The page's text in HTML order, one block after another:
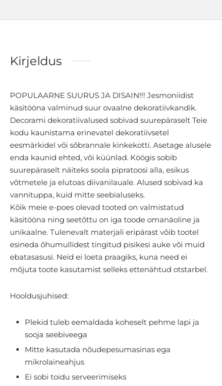
Kirjeldus
POPULAARNE SUURUS JA DISAIN!!! Jesmoniidist
käsitööna valminud suur ovaalne dekoratiivkandik.
Decorami dekoratiivalused sobivad suurepäraselt Teie
kodu kaunistama erinevatel dekoratiivsetel
eesmärkidel või sõbrannale kinkekotti. Asetage alusele
enda kaunid ehted, või küünlad. Köögis sobib
suurepäraselt näiteks soola pipratoosi alla, esikus
võtmetele ja elutoas diivanilauale. Alused sobivad ka
vannituppa, kuid mitte seebialuseks.
Kõik meie e-poes olevad tooted on valmistatud
käsitööna ning seetõttu on iga toode omanäoline ja
unikaalne. Tulenevalt materjali eripärast võib tootel
esineda õhumullidest tingitud pisikesi auke või muid
ebatasasusi. Neid ei loeta praagiks, kuna need ei
mõjuta toote kasutamist selleks ettenähtud otstarbel.
Hooldusjuhised:
Plekid tuleb eemaldada koheselt pehme lapi ja
sooja seebiveega
Mitte kasutada nõudepesumasinas ega
mikrolaineahjus
Ei sobi toidu serveerimiseks